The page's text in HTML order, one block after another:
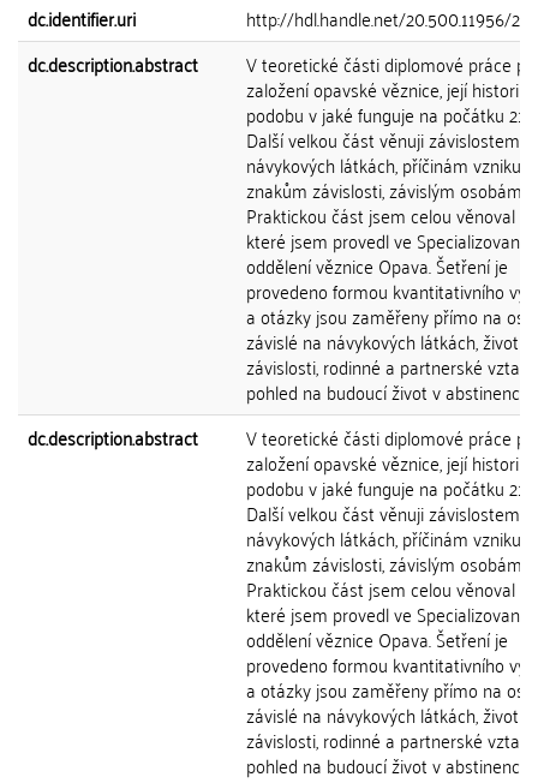
dc.identifier.uri
http://hdl.handle.net/20.500.11956/
dc.description.abstract
V teoretické části diplomové práce
založení opavské věznice, její historii a
podobu v jaké funguje na počátku 21.
Další velkou část věnuji závislostem
návykových látkách, příčinám vzniku,
znakům závislosti, závislým osobám
Praktickou část jsem celou věnoval
které jsem provedl ve
oddělení věznice Opava. Šetření je
provedeno formou kvantitativního
a otázky jsou zaměřeny přímo na
závislé na návykových látkách, život v
závislosti, rodinné a partnerské
pohled na budoucí život v abstinenci.
dc.description.abstract
V teoretické části diplomové práce
založení opavské věznice, její historii a
podobu v jaké funguje na počátku 21.
Další velkou část věnuji závislostem
návykových látkách, příčinám vzniku,
znakům závislosti, závislým osobám
Praktickou část jsem celou věnoval
které jsem provedl ve
oddělení věznice Opava. Šetření je
provedeno formou kvantitativního
a otázky jsou zaměřeny přímo na
závislé na návykových látkách, život v
závislosti, rodinné a partnerské
pohled na budoucí život v abstinenci.